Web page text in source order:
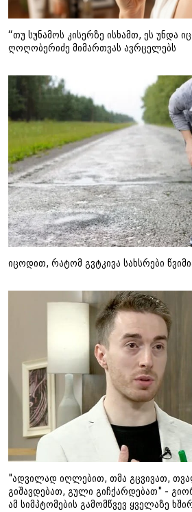
“თუ სუნამოს კისერზე ისხამთ, ეს უნდა
ღოღობერიძე მიმართვას ავრცელებს
იცოდით, რატომ გვტკივა სახსრები
"ადვილად იღლებით, თმა გცვივათ,
გიშავდებათ, გული გიჩქარდებათ" -
ამ სიმპტომების გამომწვევ ყველაზე